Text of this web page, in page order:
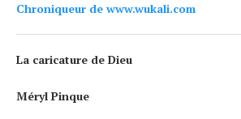
Chroniqueur de www.wukali.com
La caricature de Dieu
Méryl Pinque